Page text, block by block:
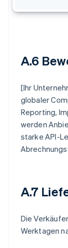
A.6
[Ihr
globaler
Reporting,
werden
starke API-
A.7
Die
Werktagen